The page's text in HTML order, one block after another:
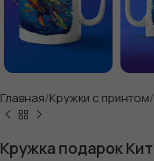
Главная Кружки с принтом
Кружка подарок Кит